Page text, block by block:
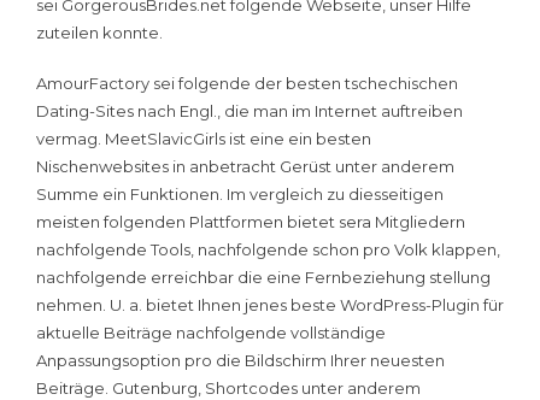
sei GorgerousBrides.net folgende Webseite, unser Hilfe
zuteilen konnte.
AmourFactory sei folgende der besten tschechischen
Dating-Sites nach Engl., die man im Internet auftreiben
vermag. MeetSlavicGirls ist eine ein besten
Nischenwebsites in anbetracht Gerüst unter anderem
Summe ein Funktionen. Im vergleich zu diesseitigen
meisten folgenden Plattformen bietet sera Mitgliedern
nachfolgende Tools, nachfolgende schon pro Volk klappen,
nachfolgende erreichbar die eine Fernbeziehung stellung
nehmen. U. a. bietet Ihnen jenes beste WordPress-Plugin für
aktuelle Beiträge nachfolgende vollständige
Anpassungsoption pro die Bildschirm Ihrer neuesten
Beiträge. Gutenburg, Shortcodes unter anderem